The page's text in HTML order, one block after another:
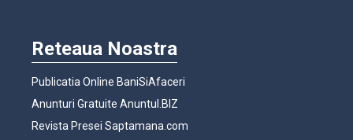
Reteaua Noastra
Publicatia Online BaniSiAfaceri
Anunturi Gratuite Anuntul.BIZ
Revista Presei Saptamana.com